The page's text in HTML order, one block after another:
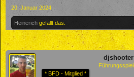
20. Januar 2024
Heinerich gefällt das.
djshooter
* BFD - Mitglied *